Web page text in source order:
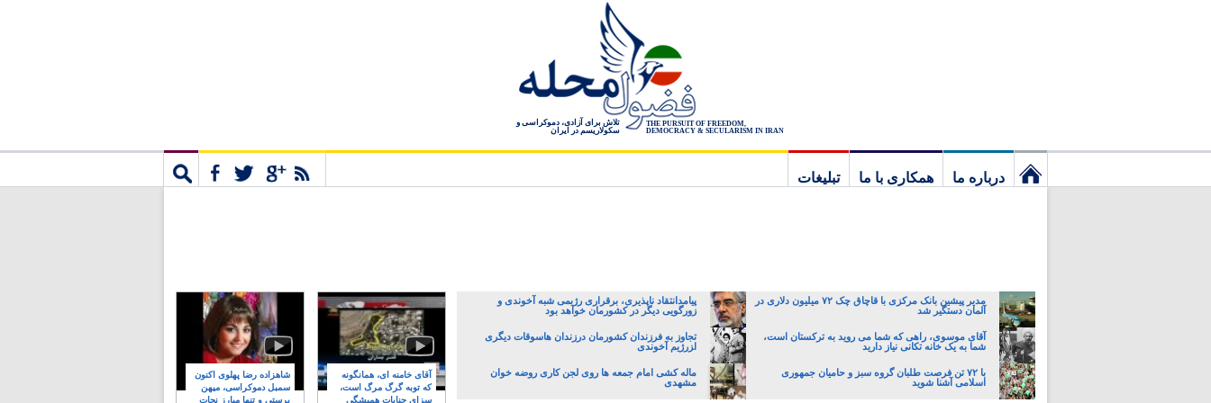
THE PURSUIT OF FREEDOM,
DEMOCRACY & SECULARISM IN IRAN
تلاش برای آزادی، دموکراسی و
سکولاریسم در ایران
درباره ما همکاری با ما
تبلیغات
مدیر پیشین بانک مرکزی با قاچاق چک ۷۲ میلیون دلاری در
آلمان دستگیر شد
پیامدانتقاد ناپذیری، برقراری رژیمی شبه آخوندی و
زورگویی دیگر در کشورمان خواهد بود
آقای موسوی، راهی که شما می روید به ترکستان است،
شما به یک خانه تکانی نیاز دارید
تجاوز به فرزندان کشورمان درزندان هاسوقات دیگری
ا‍زرژیم آخوندی
با ۷۲ تن فرصت طلبان گروه سبز و حامیان جمهوری
اسلامی آشنا شوید
ماله کشی امام جمعه ها روی لجن کاری روضه خوان
مشهدی
شاهزاده رضا پهلوی اکنون
سمبل دموکراسی، میهن
پرستی و تنها مبارز نجات
آقای خامنه ای، همانگونه
که توبه گرگ مرگ است،
سزای جنایات همیشگی